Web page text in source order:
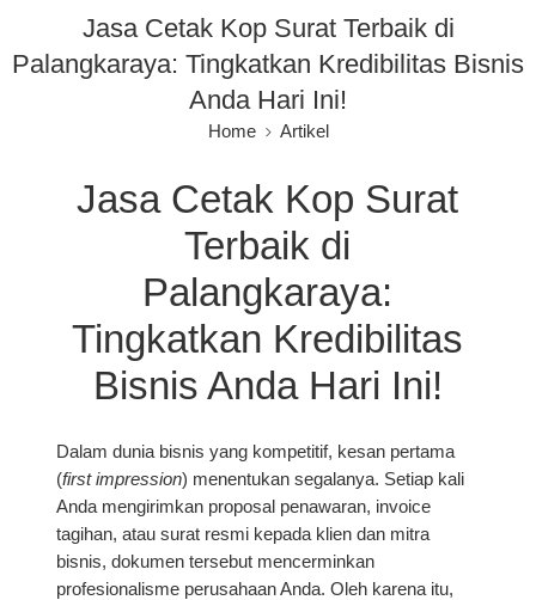
Jasa Cetak Kop Surat Terbaik di
Palangkaraya: Tingkatkan Kredibilitas Bisnis
Anda Hari Ini!
Home Artikel
Jasa Cetak Kop Surat
Terbaik di
Palangkaraya:
Tingkatkan Kredibilitas
Bisnis Anda Hari Ini!
Dalam dunia bisnis yang kompetitif, kesan pertama
(first impression) menentukan segalanya. Setiap kali
Anda mengirimkan proposal penawaran, invoice
tagihan, atau surat resmi kepada klien dan mitra
bisnis, dokumen tersebut mencerminkan
profesionalisme perusahaan Anda. Oleh karena itu,